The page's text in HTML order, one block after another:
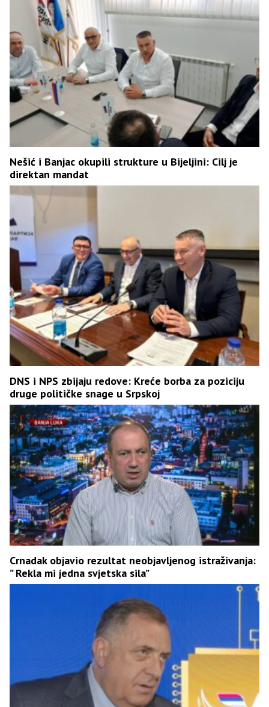
Nešić i Banjac okupili strukture u Bijeljini: Cilj je
direktan mandat
DNS i NPS zbijaju redove: Kreće borba za poziciju
druge političke snage u Srpskoj
Crnadak objavio rezultat neobjavljenog istraživanja:
” Rekla mi jedna svjetska sila”